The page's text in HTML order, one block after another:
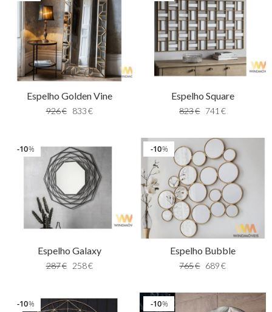
Espelho Golden Vine
926€ 833€
Espelho Square
823€ 741 €
%
10
Espelho Galaxy
287€ 258€
%
10
Espelho Bubble
765€ 689 €
%
10 %
10